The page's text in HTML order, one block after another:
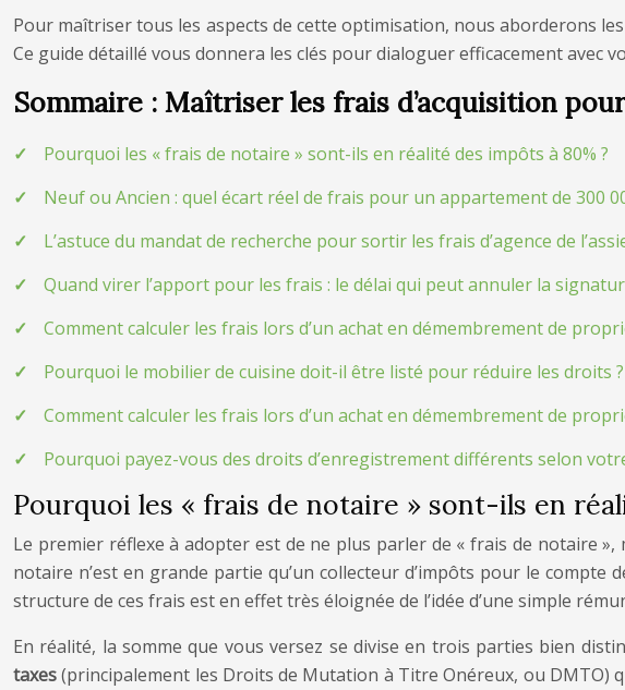
Pour maîtriser tous les aspects de cette optimisation, nous aborderons
Ce guide détaillé vous donnera les clés pour dialoguer efficacement avec
Sommaire : Maîtriser les frais d’acquisition
Pourquoi les « frais de notaire » sont-ils en réalité des impôts à 80% ?
Neuf ou Ancien : quel écart réel de frais pour un appartement de 300
L’astuce du mandat de recherche pour sortir les frais d’agence de
Quand virer l’apport pour les frais : le délai qui peut annuler la
Comment calculer les frais lors d’un achat en démembrement de
Pourquoi le mobilier de cuisine doit-il être listé pour réduire les droits ?
Comment calculer les frais lors d’un achat en démembrement de
Pourquoi payez-vous des droits d’enregistrement différents selon
Pourquoi les « frais de notaire » sont-ils en
Le premier réflexe à adopter est de ne plus parler de « frais de notaire »,
notaire n’est en grande partie qu’un collecteur d’impôts pour le
structure de ces frais est en effet très éloignée de l’idée d’une simple
En réalité, la somme que vous versez se divise en trois parties bien
taxes(principalement les Droits de Mutation à Titre Onéreux, ou DMTO)